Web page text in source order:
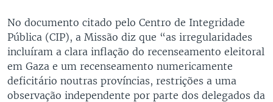
No documento citado pelo Centro de Integridade
Pública (CIP), a Missão diz que “as irregularidades
incluíram a clara inflação do recenseamento eleitoral
em Gaza e um recenseamento numericamente
deficitário noutras províncias, restrições a uma
observação independente por parte dos delegados da